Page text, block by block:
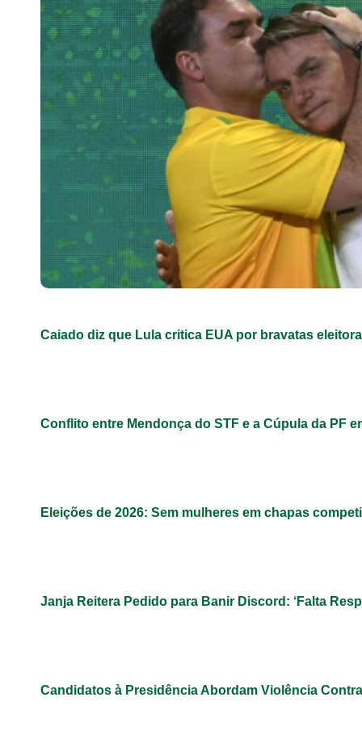
Caiado diz que Lula critica EUA por bravatas
Conflito entre Mendonça do STF e a Cúpula da PF
Eleições de 2026: Sem mulheres em chapas
Janja Reitera Pedido para Banir Discord: ‘Falta
Candidatos à Presidência Abordam Violência